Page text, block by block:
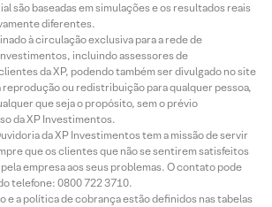
são baseadas em simulações e os resultados reais
diferentes.
à circulação exclusiva para a rede de
incluindo assessores de
da XP, podendo também ser divulgado no site
reprodução ou redistribuição para qualquer pessoa,
que seja o propósito, sem o prévio
da XP Investimentos.
da XP Investimentos tem a missão de servir
que os clientes que não se sentirem satisfeitos
empresa aos seus problemas. O contato pode
telefone: 0800 722 3710.
e a política de cobrança estão definidos nas tabelas